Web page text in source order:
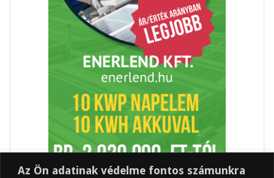
Az Ön adatinak védelme fontos számunkra